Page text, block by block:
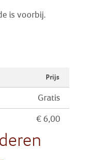
is voorbij.
Prijs
Gratis
€ 6,00